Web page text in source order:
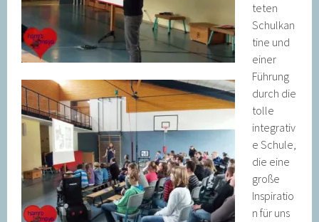
teten
Schulkan
tine und
einer
Führung
durch die
tolle
integrativ
e Schule,
die eine
große
Inspiratio
n für uns